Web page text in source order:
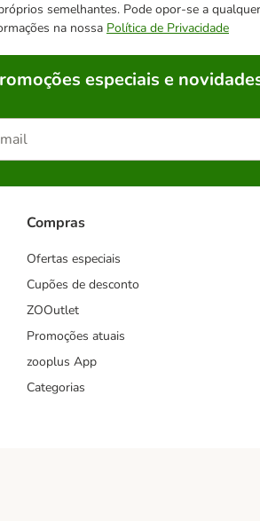
semelhantes. Pode opor-se a
na nossa Política de Privacidade
especiais e
Compras
Ofertas especiais
Cupões de desconto
ZOOutlet
Promoções atuais
zooplus App
Categorias